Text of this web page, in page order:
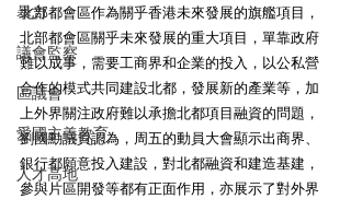
暴力
議會監察
區議會
愛國主義教育
人才高地
北部都會區作為關乎香港未來發展的旗艦項目，
北部都會區關乎未來發展的重大項目，單靠政府
難以成事，需要工商界和企業的投入，以公私營
合作的模式共同建設北都，發展新的產業等，加
上外界關注政府難以承擔北都項目融資的問題，
劉國勳議員認為，周五的動員大會顯示出商界、
銀行都願意投入建設，對北都融資和建造基建，
參與片區開發等都有正面作用，亦展示了對外界